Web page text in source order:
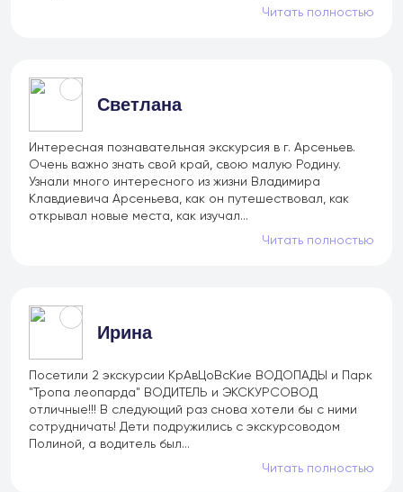
+7 (495) 969 45 67
Читать полностью
Светлана
Интересная познавательная экскурсия в г. Арсеньев.
Очень важно знать свой край, свою малую Родину.
Узнали много интересного из жизни Владимира
Клавдиевича Арсеньева, как он путешествовал, как
открывал новые места, как изучал...
Читать полностью
Ирина
Посетили 2 экскурсии КрАвЦоВсКие ВОДОПАДЫ и Парк
"Тропа леопарда" ВОДИТЕЛЬ и ЭКСКУРСОВОД
отличные!!! В следующий раз снова хотели бы с ними
сотрудничать! Дети подружились с экскурсоводом
Полиной, а водитель был...
Читать полностью